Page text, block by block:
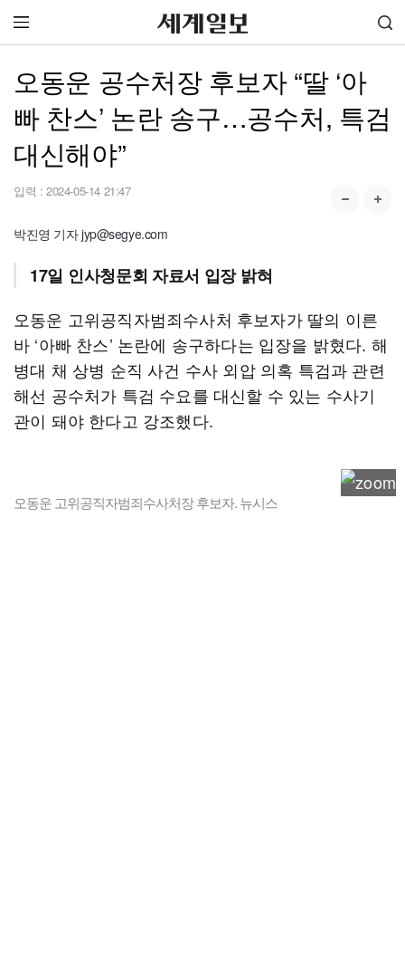
오동운 공수처장 후보자 “딸 ‘아
빠 찬스’ 논란 송구…공수처, 특검
대신해야”
입력 : 2024-05-14 21:47
박진영 기자 jyp@segye.com
17일 인사청문회 자료서 입장 밝혀
오동운 고위공직자범죄수사처 후보자가 딸의 이른
바 ‘아빠 찬스’ 논란에 송구하다는 입장을 밝혔다. 해
병대 채 상병 순직 사건 수사 외압 의혹 특검과 관련
해선 공수처가 특검 수요를 대신할 수 있는 수사기
관이 돼야 한다고 강조했다.
오동운 고위공직자범죄수사처장 후보자. 뉴시스